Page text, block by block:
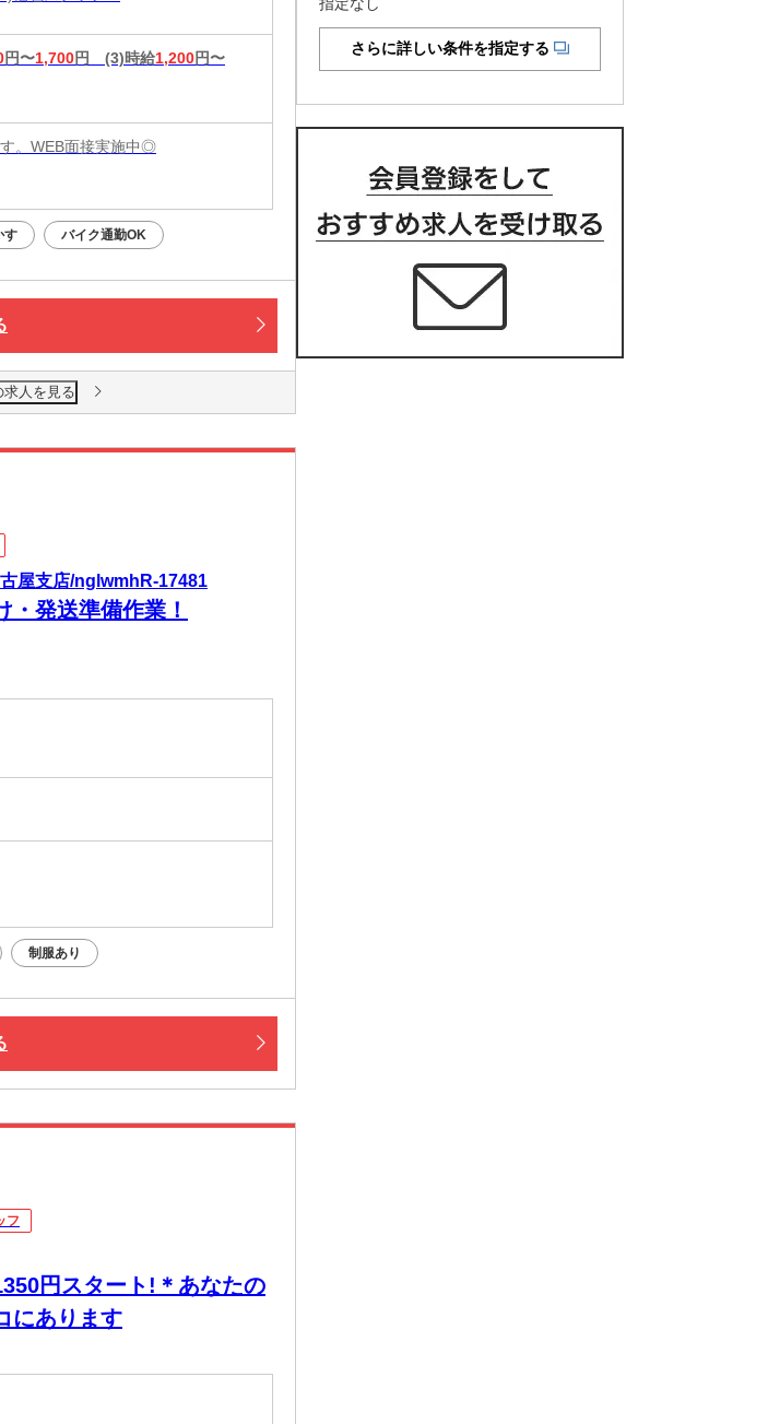
円〜1,700円 (3)時給1,200円〜
。WEB面接実施中◎
す バイク通勤OK
人を見る
屋支店/nglwmhR-17481
発送準備作業！
制服あり
フ
円スタート!＊あなたの
にあります
指定なし
さらに詳しい条件を指定する